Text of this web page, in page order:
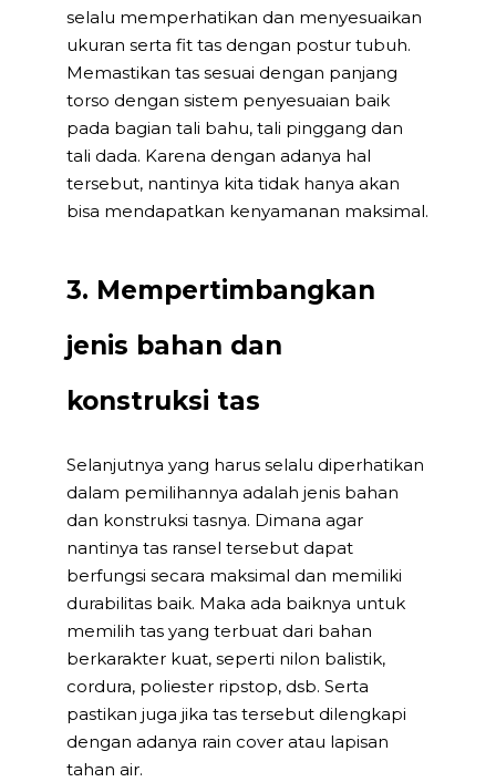
selalu memperhatikan dan menyesuaikan
ukuran serta fit tas dengan postur tubuh.
Memastikan tas sesuai dengan panjang
torso dengan sistem penyesuaian baik
pada bagian tali bahu, tali pinggang dan
tali dada. Karena dengan adanya hal
tersebut, nantinya kita tidak hanya akan
bisa mendapatkan kenyamanan maksimal.
3. Mempertimbangkan
jenis bahan dan
konstruksi tas
Selanjutnya yang harus selalu diperhatikan
dalam pemilihannya adalah jenis bahan
dan konstruksi tasnya. Dimana agar
nantinya tas ransel tersebut dapat
berfungsi secara maksimal dan memiliki
durabilitas baik. Maka ada baiknya untuk
memilih tas yang terbuat dari bahan
berkarakter kuat, seperti nilon balistik,
cordura, poliester ripstop, dsb. Serta
pastikan juga jika tas tersebut dilengkapi
dengan adanya rain cover atau lapisan
tahan air.